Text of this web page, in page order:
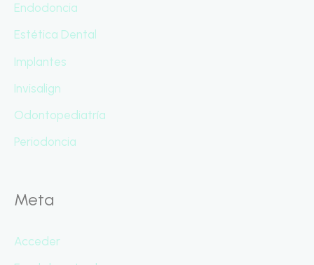
Endodoncia
Estética Dental
Implantes
Invisalign
Odontopediatría
Periodoncia
Meta
Acceder